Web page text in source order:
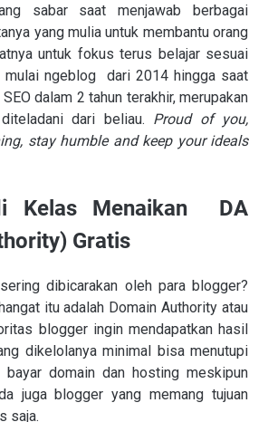
sabar saat menjawab berbagai
yang mulia untuk membantu orang
untuk fokus terus belajar sesuai
mulai ngeblog dari 2014 hingga saat
dalam 2 tahun terakhir, merupakan
dari beliau. Proud of you,
stay humble and keep your ideals
Kelas Menaikan DA
Gratis
dibicarakan oleh para blogger?
itu adalah Domain Authority atau
blogger ingin mendapatkan hasil
dikelolanya minimal bisa menutupi
bayar domain dan hosting meskipun
juga blogger yang memang tujuan
saja.